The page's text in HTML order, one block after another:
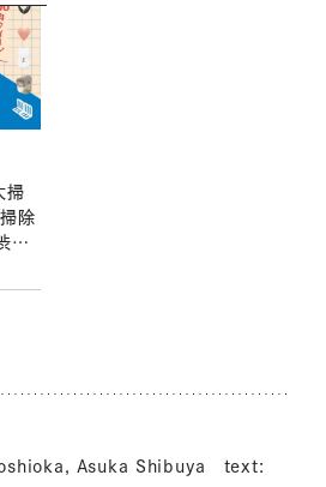
掃
掃除
谷
Asuka Shibuya text: